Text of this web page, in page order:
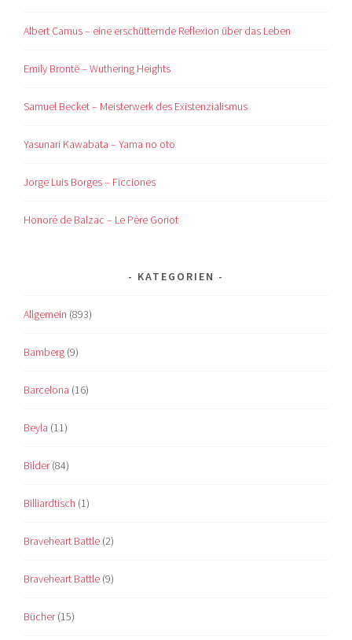
Albert Camus – eine erschütternde Reflexion über das Leben
Emily Brontë – Wuthering Heights
Samuel Becket – Meisterwerk des Existenzialismus
Yasunari Kawabata – Yama no oto
Jorge Luis Borges – Ficciones
Honoré de Balzac – Le Père Goriot
KATEGORIEN
Allgemein (893)
Bamberg (9)
Barcelona (16)
Beyla (11)
Bilder(84)
Billiardtisch (1)
Braveheart Battle (2)
Braveheart Battle (9)
Bücher(15)